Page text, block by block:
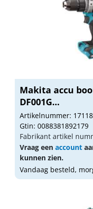
Makita accu
DF001G...
Artikelnummer:
Gtin: 0088381892179
Fabrikant artikel
Vraag een account
kunnen zien.
Vandaag besteld,